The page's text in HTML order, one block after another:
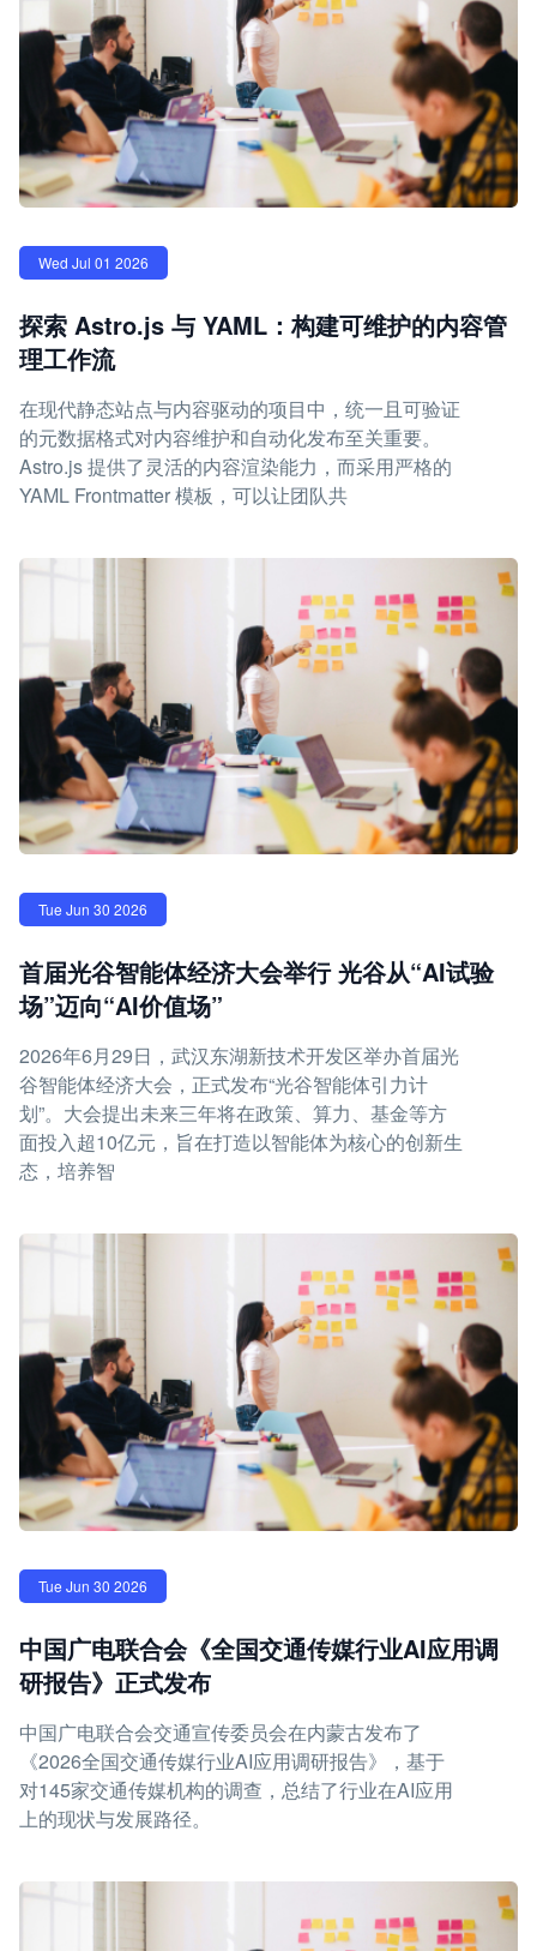
Wed Jul 01 2026
探索 Astro.js 与 YAML：构建可维护的内容管
理工作流
在现代静态站点与内容驱动的项目中，统一且可验证
的元数据格式对内容维护和自动化发布至关重要。
Astro.js 提供了灵活的内容渲染能力，而采用严格的
YAML Frontmatter 模板，可以让团队共
Tue Jun 30 2026
首届光谷智能体经济大会举行 光谷从“AI试验
场”迈向“AI价值场”
2026年6月29日，武汉东湖新技术开发区举办首届光
谷智能体经济大会，正式发布“光谷智能体引力计
划”。大会提出未来三年将在政策、算力、基金等方
面投入超10亿元，旨在打造以智能体为核心的创新生
态，培养智
Tue Jun 30 2026
中国广电联合会《全国交通传媒行业AI应用调
研报告》正式发布
中国广电联合会交通宣传委员会在内蒙古发布了
《2026全国交通传媒行业AI应用调研报告》，基于
对145家交通传媒机构的调查，总结了行业在AI应用
上的现状与发展路径。